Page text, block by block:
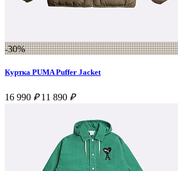
-30%
Куртка PUMA Puffer Jacket
16 990 ₽ 11 890 ₽